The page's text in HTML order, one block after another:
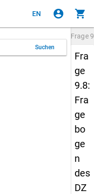
EN account_circle shopping_cart
Suchen
Frage
Fra
ge
9.8:
Fra
ge
bo
ge
n
des
DZ